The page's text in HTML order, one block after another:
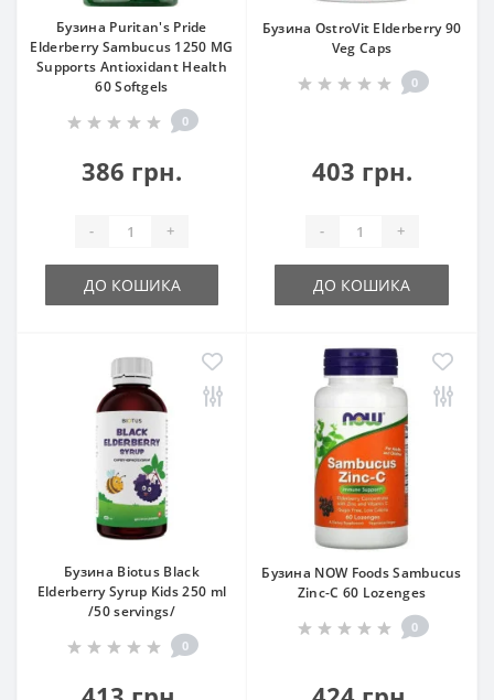
Бузина Puritan's Pride
Elderberry Sambucus 1250 MG
Supports Antioxidant Health
60 Softgels
0
386 грн.
- +
ДО КОШИКА
Бузина OstroVit Elderberry 90
Veg Caps
0
403 грн.
- +
ДО КОШИКА
Бузина Biotus Black
Elderberry Syrup Kids 250 ml
/50 servings/
0
Бузина NOW Foods Sambucus
Zinc-C 60 Lozenges
0